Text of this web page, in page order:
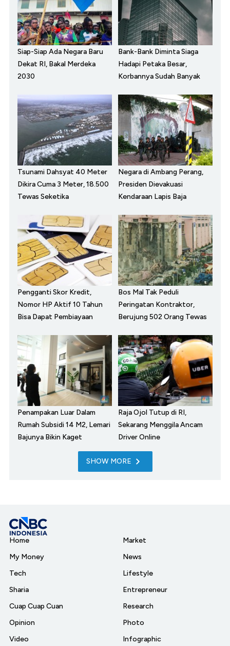
Siap-Siap Ada Negara Baru
Dekat RI, Bakal Merdeka
2030
Bank-Bank Diminta Siaga
Hadapi Petaka Besar,
Korbannya Sudah Banyak
Tsunami Dahsyat 40 Meter
Dikira Cuma 3 Meter, 18.500
Tewas Seketika
Negara di Ambang Perang,
Presiden Dievakuasi
Kendaraan Lapis Baja
Pengganti Skor Kredit,
Nomor HP Aktif 10 Tahun
Bisa Dapat Pembiayaan
Bos Mal Tak Peduli
Peringatan Kontraktor,
Berujung 502 Orang Tewas
Penampakan Luar Dalam
Rumah Subsidi 14 M2, Lemari
Bajunya Bikin Kaget
Raja Ojol Tutup di RI,
Sekarang Menggila Ancam
Driver Online
SHOW MORE
Home
My Money
Tech
Sharia
Cuap Cuap Cuan
Opinion
Video
Market
News
Lifestyle
Entrepreneur
Research
Photo
Infographic